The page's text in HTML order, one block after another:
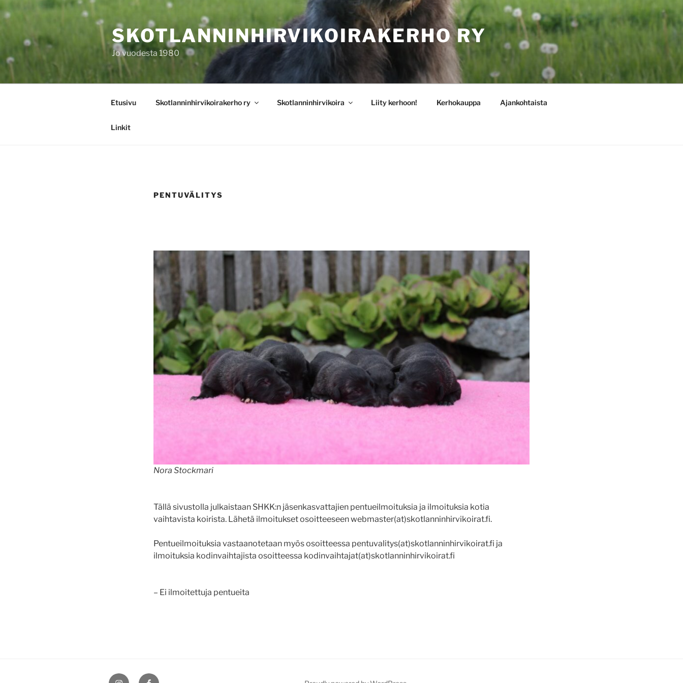
Skip
to
SKOTLANNINHIRVIKOIRAKERHO RY
Jo vuodesta 1980
Etusivu Skotlanninhirvikoirakerho ry Skotlanninhirvikoira Liity kerhoon! Kerhokauppa Ajankohtaista
Linkit
PENTUVÄLITYS
Nora Stockmari
Tällä sivustolla julkaistaan SHKK:n jäsenkasvattajien pentueilmoituksia ja ilmoituksia kotia
vaihtavista koirista. Lähetä ilmoitukset osoitteeseen webmaster(at)skotlanninhirvikoirat.fi.
Pentueilmoituksia vastaanotetaan myös osoitteessa pentuvalitys(at)skotlanninhirvikoirat.fi ja
ilmoituksia kodinvaihtajista osoitteessa kodinvaihtajat(at)skotlanninhirvikoirat.fi
– Ei ilmoitettuja pentueita
InstagramFacebook